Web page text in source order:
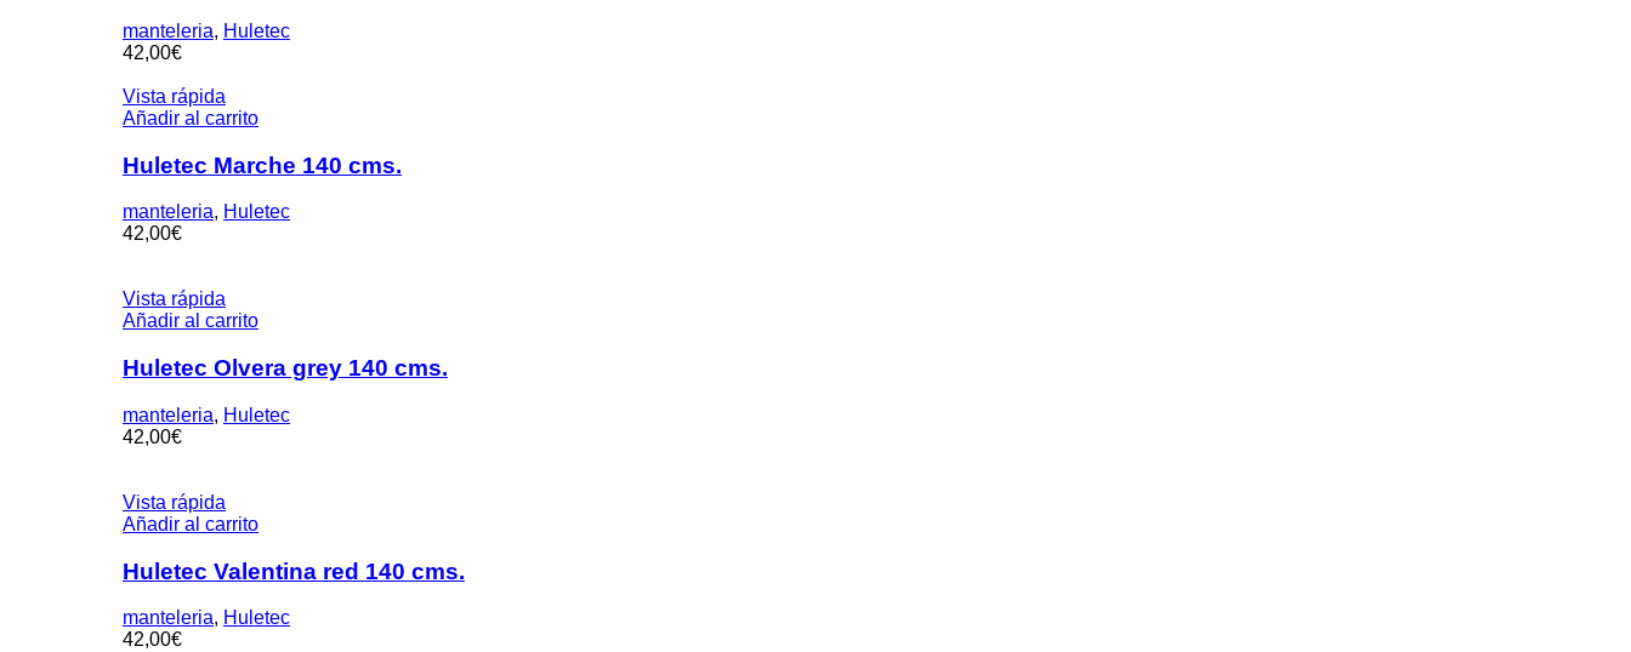
manteleria, Huletec
42,00€
Vista rápida
Añadir al carrito
Huletec Marche 140 cms.
manteleria, Huletec
42,00€
Vista rápida
Añadir al carrito
Huletec Olvera grey 140 cms.
manteleria, Huletec
42,00€
Vista rápida
Añadir al carrito
Huletec Valentina red 140 cms.
manteleria, Huletec
42,00€